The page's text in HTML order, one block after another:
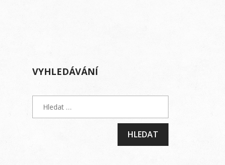
VYHLEDÁVÁNÍ